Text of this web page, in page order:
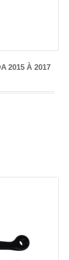
2015 À 2017